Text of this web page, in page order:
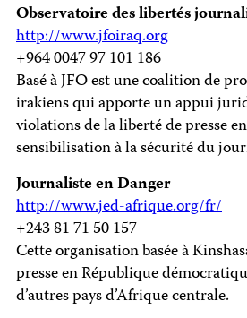
Observatoire des libertés
http://www.jfoiraq.org
+964 0047 97 101 186
Basé à JFO est une coalition de
irakiens qui apporte un appui
violations de la liberté de presse
sensibilisation à la sécurité du
Journaliste en Danger
http://www.jed-afrique.org/fr/
+243 81 71 50 157
Cette organisation basée à
presse en République
d’autres pays d’Afrique centrale.